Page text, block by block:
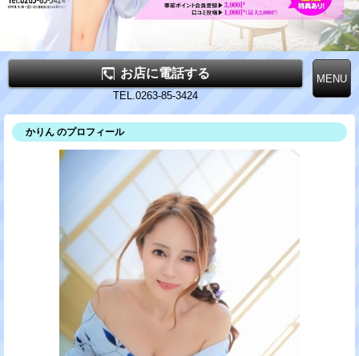
お店に電話する
TEL.0263-85-3424
かりん のプロフィール